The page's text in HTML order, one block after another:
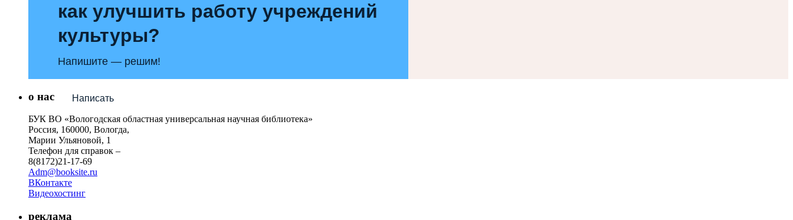
как улучшить работу учреждений
культуры?
Напишите — решим!
Написать
о нас
БУК ВО «Вологодская областная универсальная научная библиотека»
Россия, 160000, Вологда,
Марии Ульяновой, 1
Телефон для справок –
8(8172)21-17-69
Adm@booksite.ru
ВКонтакте
Видеохостинг
реклама